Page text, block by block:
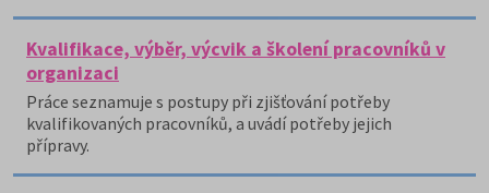
Kvalifikace, výběr, výcvik a školení pracovníků v
organizaci
Práce seznamuje s postupy při zjišťování potřeby
kvalifikovaných pracovníků, a uvádí potřeby jejich
přípravy.